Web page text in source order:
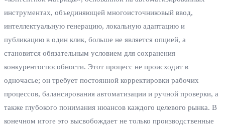
инструментах, объединяющей многоисточниковый ввод,
интеллектуальную генерацию, локальную адаптацию и
публикацию в один клик, больше не является опцией, а
становится обязательным условием для сохранения
конкурентоспособности. Этот процесс не происходит в
одночасье; он требует постоянной корректировки рабочих
процессов, балансирования автоматизации и ручной проверки, а
также глубокого понимания нюансов каждого целевого рынка. В
конечном итоге это высвобождает не только производственные